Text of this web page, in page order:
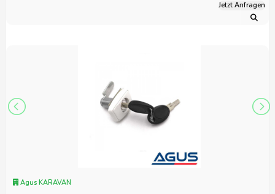
Jetzt Anfragen
Agus KARAVAN